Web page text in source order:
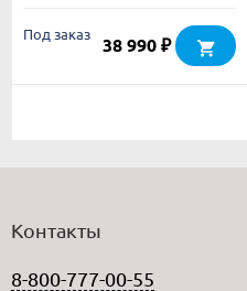
Под заказ 38 990 ₽
Контакты
8-800-777-00-55